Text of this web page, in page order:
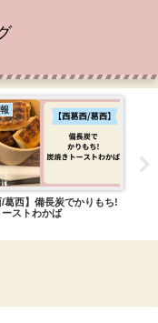
/葛西】備長炭でかりもち!
ーストわかば